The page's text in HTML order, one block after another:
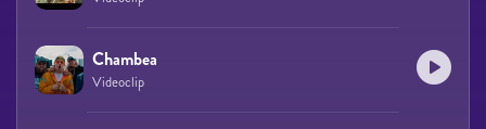
Chambea
Videoclip